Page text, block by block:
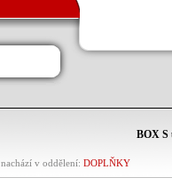
BOX S
v oddělení: DOPLŇKY